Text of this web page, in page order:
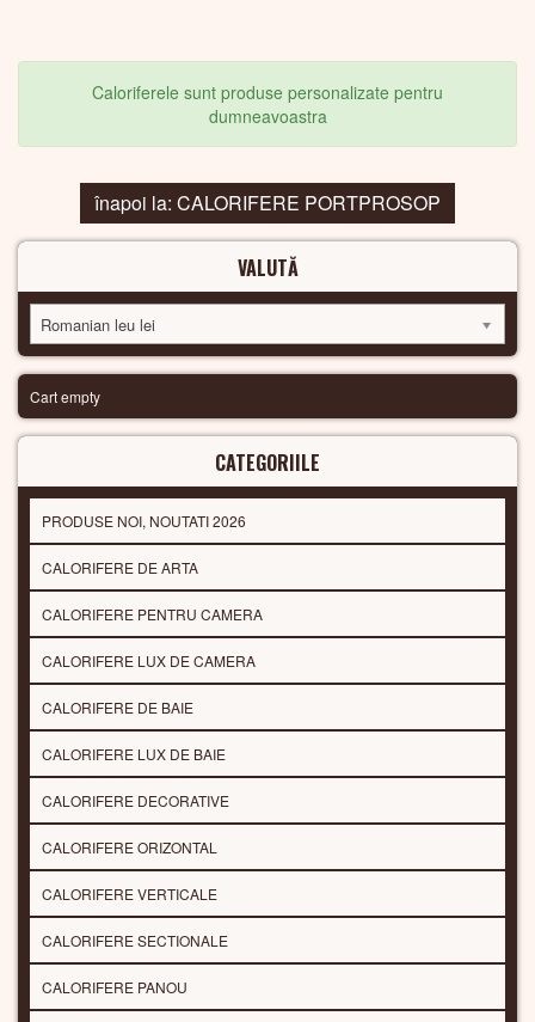
Caloriferele sunt produse personalizate pentru
dumneavoastra
înapoi la: CALORIFERE PORTPROSOP
VALUTĂ
Romanian leu lei
Cart empty
CATEGORIILE
PRODUSE NOI, NOUTATI 2026
CALORIFERE DE ARTA
CALORIFERE PENTRU CAMERA
CALORIFERE LUX DE CAMERA
CALORIFERE DE BAIE
CALORIFERE LUX DE BAIE
CALORIFERE DECORATIVE
CALORIFERE ORIZONTAL
CALORIFERE VERTICALE
CALORIFERE SECTIONALE
CALORIFERE PANOU